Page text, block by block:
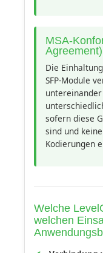
MSA-
Agreement)
Die
SFP-Module
sofern diese
sind und
Kodierungen
Welche
welchen